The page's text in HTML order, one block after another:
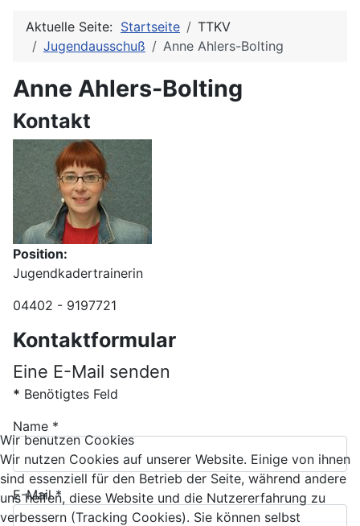
Aktuelle Seite: Startseite
TTKV
Jugendausschuß
Anne Ahlers-Bolting
Anne Ahlers-Bolting
Kontakt
Position:
Jugendkadertrainerin
Telefon:
04402 - 9197721
Kontaktformular
Eine E-Mail senden
* Benötigtes Feld
Name *
E-Mail*
Wir benutzen Cookies
Wir nutzen Cookies auf unserer Website. Einige von ihnen
sind essenziell für den Betrieb der Seite, während andere
uns helfen, diese Website und die Nutzererfahrung zu
verbessern (Tracking Cookies). Sie können selbst